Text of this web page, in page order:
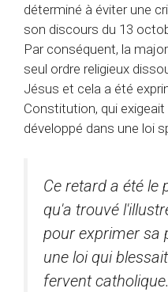
déterminé à éviter une
son discours du 13
Par conséquent, la
seul ordre religieux
Jésus et cela a été
Constitution, qui
développé dans une loi
Ce retard a été le
qu'a trouvé
pour exprimer sa
une loi qui
fervent catholique.